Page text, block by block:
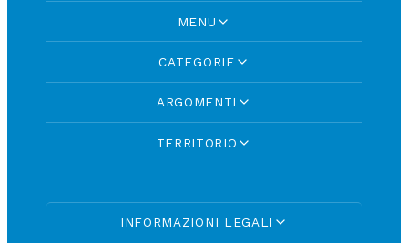
MENU
CATEGORIE
ARGOMENTI
TERRITORIO
INFORMAZIONI LEGALI